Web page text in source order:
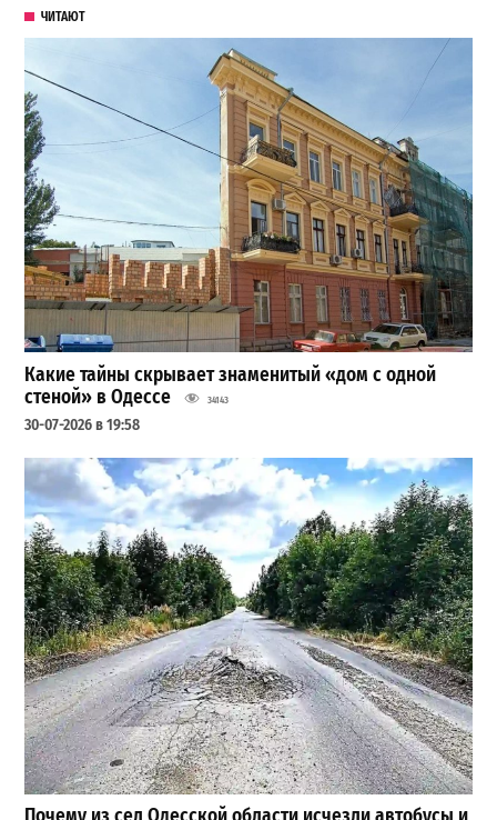
ЧИТАЮТ
Какие тайны скрывает знаменитый «дом с одной
стеной» в Одессе
34143
30-07-2026 в 19:58